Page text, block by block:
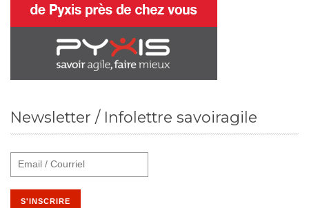
Newsletter / Infolettre savoiragile